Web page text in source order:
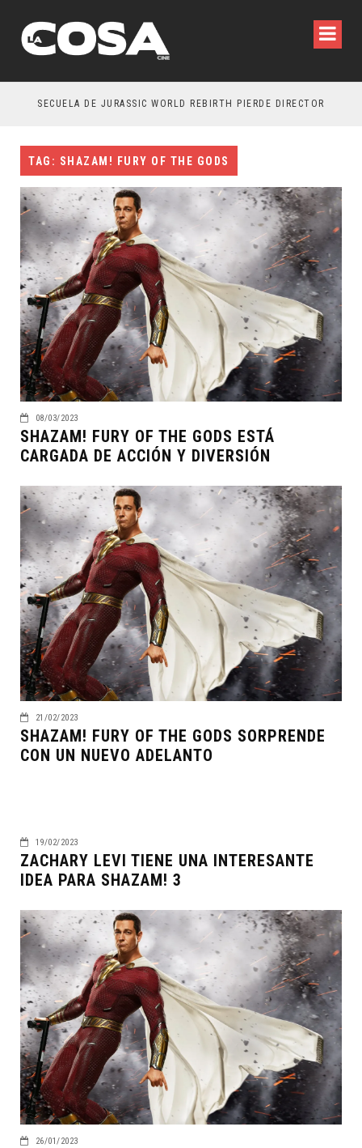
SECUELA DE JURASSIC WORLD REBIRTH PIERDE DIRECTOR
TAG: SHAZAM! FURY OF THE GODS
08/03/2023
SHAZAM! FURY OF THE GODS ESTÁ
CARGADA DE ACCIÓN Y DIVERSIÓN
21/02/2023
SHAZAM! FURY OF THE GODS SORPRENDE
CON UN NUEVO ADELANTO
19/02/2023
ZACHARY LEVI TIENE UNA INTERESANTE
IDEA PARA SHAZAM! 3
26/01/2023